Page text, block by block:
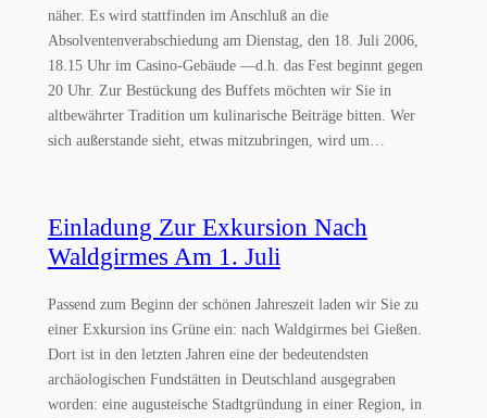
näher. Es wird stattfinden im Anschluß an die
Absolventenverabschiedung am Dienstag, den 18. Juli 2006,
18.15 Uhr im Casino-Gebäude —d.h. das Fest beginnt gegen
20 Uhr. Zur Bestückung des Buffets möchten wir Sie in
altbewährter Tradition um kulinarische Beiträge bitten. Wer
sich außerstande sieht, etwas mitzubringen, wird um…
Einladung Zur Exkursion Nach
Waldgirmes Am 1. Juli
Passend zum Beginn der schönen Jahreszeit laden wir Sie zu
einer Exkursion ins Grüne ein: nach Waldgirmes bei Gießen.
Dort ist in den letzten Jahren eine der bedeutendsten
archäologischen Fundstätten in Deutschland ausgegraben
worden: eine augusteische Stadtgründung in einer Region, in